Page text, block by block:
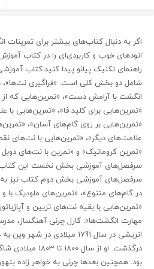
اگر به دنبال کتاب‌های بیشتر برای
اتودهای خوب و کاربردی‌ای را در کتاب
شامل دو بخش کلی است. «فراگیری
انگشت با آرامش دست»، «تمرین‌هایی که از
«تمرین‌هایی برای کلید فا»، «تمرین‌هایی با
«تمرین‌هایی بر روی گام‌های آسان»،
علامت‌های دیگر»، «تمرین‌هایی با نت‌های
«تمرین‌ کروماتیک» و «تمرین با نت‌های
سرفصل‌های آموزشی بخش نخست این
سرفصل‌های آموزشی بخش دوم کتاب نیز به
در گام‌های متنوع»، «تمرین‌های ملودیک با
«تمرین‌هایی با بقیه نت‌های تزیین و
مهارت انگشت‌ها». کارل چرنی آهنگساز،
درگذشت. او از سال
بود. همچنین بعدها چرنی به خواهر زاده